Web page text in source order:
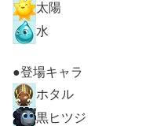
太陽
水
●登場キャラ
ホタル
黒ヒツジ